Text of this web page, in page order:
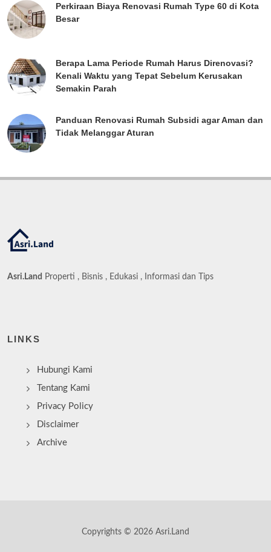
Perkiraan Biaya Renovasi Rumah Type 60 di Kota
Besar
Berapa Lama Periode Rumah Harus Direnovasi?
Kenali Waktu yang Tepat Sebelum Kerusakan
Semakin Parah
Panduan Renovasi Rumah Subsidi agar Aman dan
Tidak Melanggar Aturan
Asri.Land Properti , Bisnis , Edukasi , Informasi dan Tips
LINKS
Hubungi Kami
Tentang Kami
Privacy Policy
Disclaimer
Archive
Copyrights © 2026 Asri.Land